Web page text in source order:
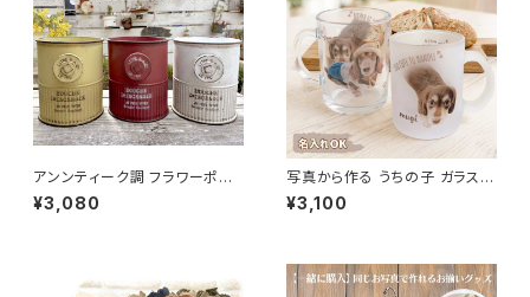
アンンティーク調 フラワーポット
プランター レトロ シャビー リト
ルレフーサークル
¥3,080
写真から作る うちの子 ガラスマ
グカップ プ 名入れ無料
¥3,100